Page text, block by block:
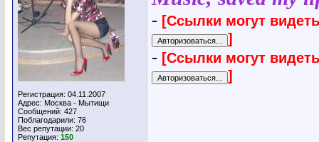
Регистрация: 04.11.2007
Адрес: Москва - Мытищи
Сообщений: 427
Поблагодарили: 76
Вес репутации: 20
Репутация: 150
- [Ссылки могут
]
- [Ссылки могут
]